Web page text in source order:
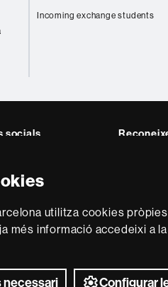
utilitza cookies
més informació accedeixi a
necessari Configurar
Incoming exchange students
socials
2026